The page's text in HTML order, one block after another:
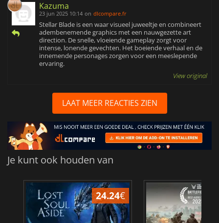
Kazuma
23 jun 2025 10:14 on dlcompare.fr
Stellar Blade is een waar visueel juweeltje en combineert
adembenemende graphics met een nauwgezette art
direction. De snelle, vloeiende gameplay zorgt voor
intense, lonende gevechten. Het boeiende verhaal en de
innemende personages zorgen voor een meeslepende
ervaring.
View original
LAAT MEER REACTIES ZIEN
Je kunt ook houden van
24.24€